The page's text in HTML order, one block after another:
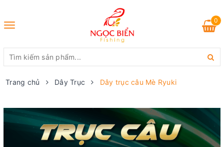
Toggle
0
Trang chủ Dây Trục Dây trục câu Mè Ryuki